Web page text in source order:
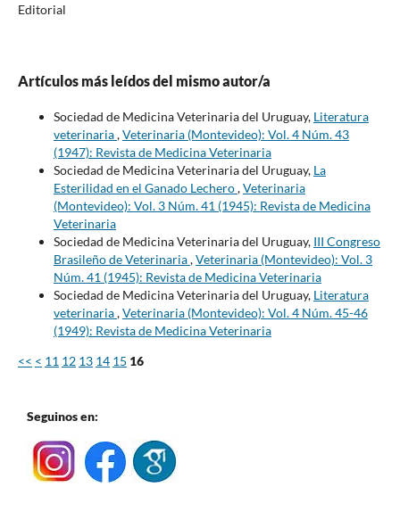
Editorial
Artículos más leídos del mismo autor/a
Sociedad de Medicina Veterinaria del Uruguay, Literatura
veterinaria,Veterinaria (Montevideo): Vol. 4 Núm. 43
(1947): Revista de Medicina Veterinaria
Sociedad de Medicina Veterinaria del Uruguay, La
Esterilidad en el Ganado Lechero,Veterinaria
(Montevideo): Vol. 3 Núm. 41 (1945): Revista de Medicina
Veterinaria
Sociedad de Medicina Veterinaria del Uruguay, III Congreso
Brasileño de Veterinaria,Veterinaria (Montevideo): Vol. 3
Núm. 41 (1945): Revista de Medicina Veterinaria
Sociedad de Medicina Veterinaria del Uruguay, Literatura
veterinaria,Veterinaria (Montevideo): Vol. 4 Núm. 45-46
(1949): Revista de Medicina Veterinaria
<< < 11 12 13 14 15 16
Seguinos en: